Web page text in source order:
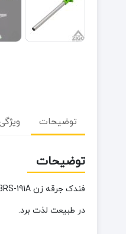
توضیحات
توضیحات
در طبیعت لذت برد.